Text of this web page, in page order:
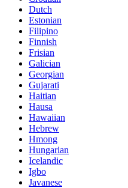
Dutch
Estonian
Filipino
Finnish
Frisian
Galician
Georgian
Gujarati
Haitian
Hausa
Hawaiian
Hebrew
Hmong
Hungarian
Icelandic
Igbo
Javanese